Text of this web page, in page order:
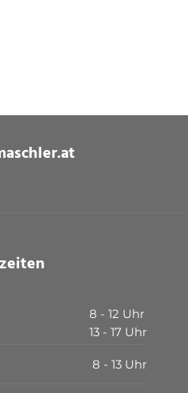
8 - 12 Uhr
13 - 17 Uhr
8 - 13 Uhr